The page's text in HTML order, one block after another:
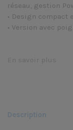
réseau, gestion
• Design compact
• Version avec
Description